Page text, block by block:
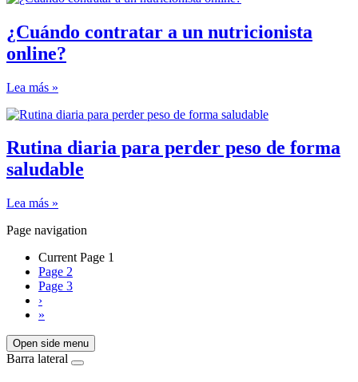
¿Cuándo contratar a un nutricionista
online?
Lea más »
Rutina diaria para perder peso de forma
saludable
Lea más »
Page navigation
Current Page 1
Page 2
Page 3
›
»
Open side menu
Barra lateral